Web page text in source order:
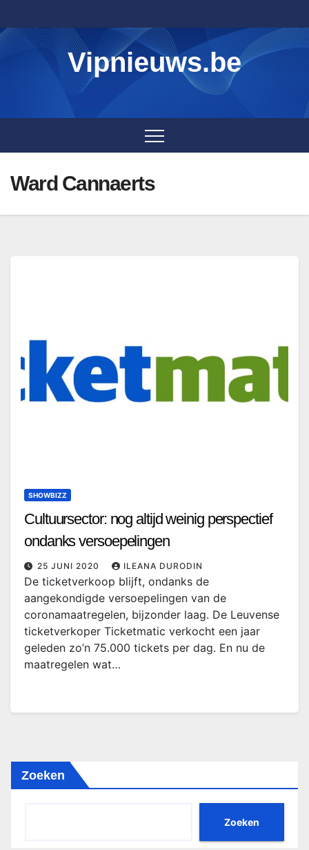
to
content
Vipnieuws.be
Ward Cannaerts
SHOWBIZZ
Cultuursector: nog altijd weinig perspectief
ondanks versoepelingen
25 JUNI 2020 ILEANA DURODIN
De ticketverkoop blijft, ondanks de
aangekondigde versoepelingen van de
coronamaatregelen, bijzonder laag. De Leuvense
ticketverkoper Ticketmatic verkocht een jaar
geleden zo’n 75.000 tickets per dag. En nu de
maatregelen wat…
Zoeken
Zoeken